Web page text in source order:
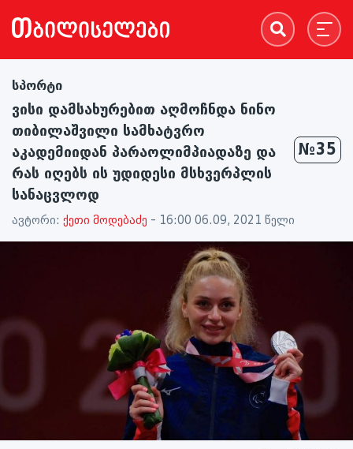
სპორტი
ვისი დამსახურებით აღმოჩნდა ნინო
თიბილაშვილი სამხატვრო
აკადემიიდან პარაოლიმპიადაზე და
რას იღებს ის უდიდესი მსხვერპლის
სანაცვლოდ
№35
ავტორი: ქეთი მოდებაძე - 16:00 06.09, 2021 წელი